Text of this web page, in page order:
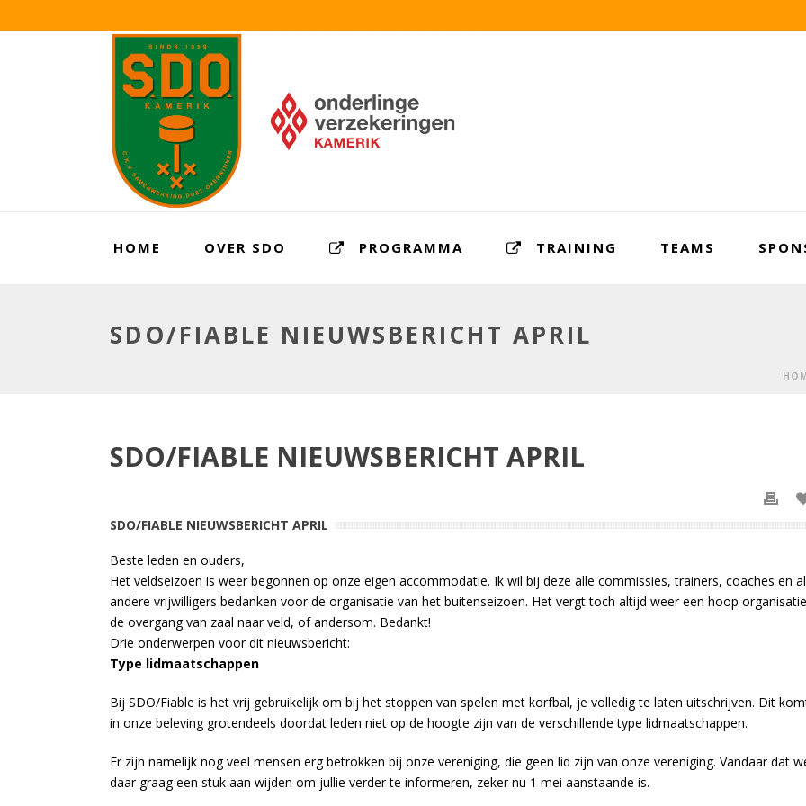
HOME OVER SDO PROGRAMMA TRAINING TEAMS
SDO/FIABLE NIEUWSBERICHT APRIL
SDO/FIABLE NIEUWSBERICHT APRIL
SDO/FIABLE NIEUWSBERICHT APRIL
Beste leden en ouders,
Het veldseizoen is weer begonnen op onze eigen accommodatie. Ik wil bij deze alle commissies, trainers, coaches en
andere vrijwilligers bedanken voor de organisatie van het buitenseizoen. Het vergt toch altijd weer een hoop organisatie
de overgang van zaal naar veld, of andersom. Bedankt!
Drie onderwerpen voor dit nieuwsbericht:
Type lidmaatschappen
Bij SDO/Fiable is het vrij gebruikelijk om bij het stoppen van spelen met korfbal, je volledig te laten uitschrijven. Dit
in onze beleving grotendeels doordat leden niet op de hoogte zijn van de verschillende type lidmaatschappen.
Er zijn namelijk nog veel mensen erg betrokken bij onze vereniging, die geen lid zijn van onze vereniging. Vandaar dat
daar graag een stuk aan wijden om jullie verder te informeren, zeker nu 1 mei aanstaande is.